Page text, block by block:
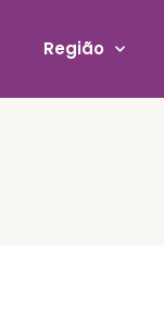
Região